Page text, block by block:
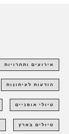
אירועים ותחרויות
הודעות לעיתונות
טיולי אופניים
טיולים בארץ